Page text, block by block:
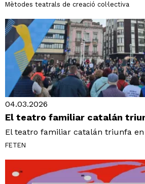
Mètodes teatrals de creació col·lectiva
04.03.2026
El teatro familiar catalán
El teatro familiar catalán triunfa en
FETEN